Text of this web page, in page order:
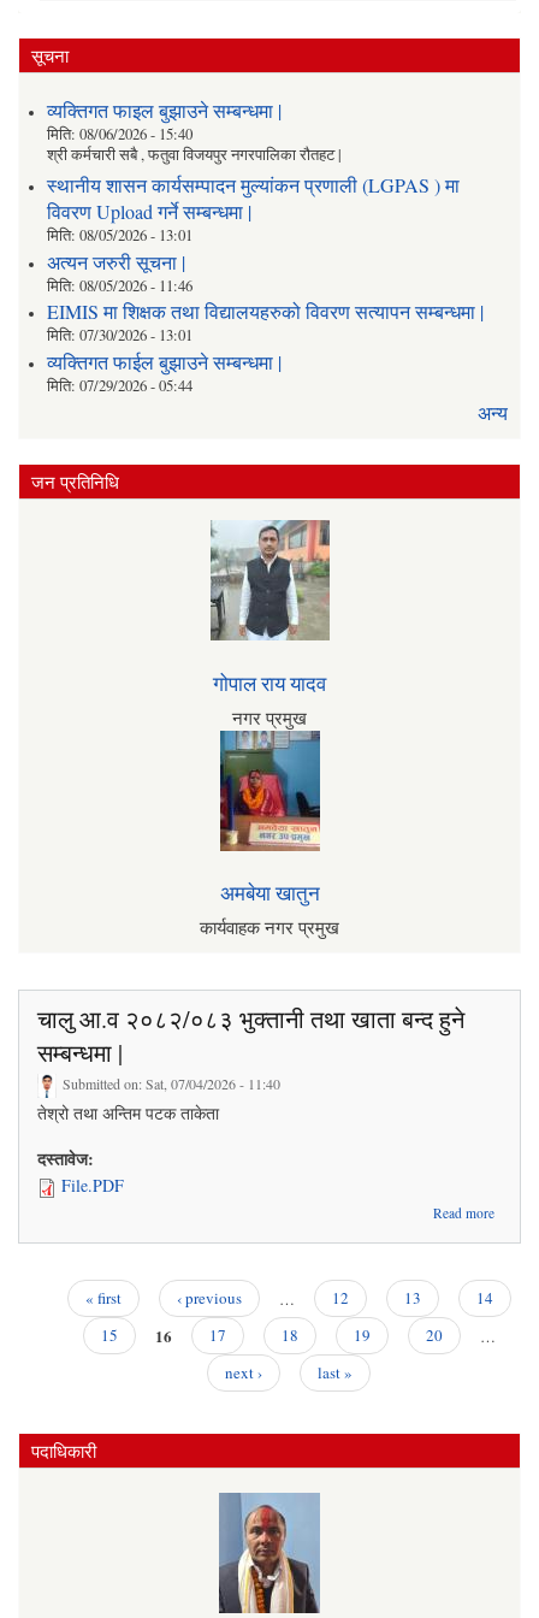
सूचना
व्यक्तिगत फाइल बुझाउने सम्बन्धमा |
मिति: 08/06/2026 - 15:40
श्री कर्मचारी सबै , फतुवा विजयपुर नगरपालिका रौतहट |
स्थानीय शासन कार्यसम्पादन मुल्यांकन प्रणाली (LGPAS ) मा
विवरण Upload गर्ने सम्बन्धमा |
मिति: 08/05/2026 - 13:01
अत्यन जरुरी सूचना |
मिति: 08/05/2026 - 11:46
EIMIS मा शिक्षक तथा विद्यालयहरुको विवरण सत्यापन सम्बन्धमा |
मिति: 07/30/2026 - 13:01
व्यक्तिगत फाईल बुझाउने सम्बन्धमा |
मिति: 07/29/2026 - 05:44
अन्य
जन प्रतिनिधि
गोपाल राय यादव
नगर प्रमुख
अमबेया खातुन
कार्यवाहक नगर प्रमुख
चालु आ.व २०८२/०८३ भुक्तानी तथा खाता बन्द हुने
सम्बन्धमा |
Submitted on:Sat, 07/04/2026 - 11:40
तेश्रो तथा अन्तिम पटक ताकेता
दस्तावेज:
File.PDF
Read more
खाता
« first ‹ previous … 12 13
14
15
16 17 18 19 20
…
next ›
last »
पदाधिकारी